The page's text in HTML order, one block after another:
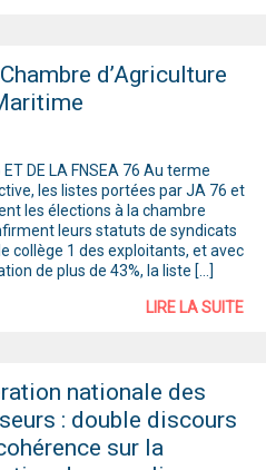
d’Agriculture
ET DE LA FNSEA 76 Au terme
les listes portées par JA 76 et
les élections à la chambre
leurs statuts de syndicats
collège 1 des exploitants, et avec
de plus de 43%, la liste […]
LIRE LA SUITE
nationale des
: double discours
sur la